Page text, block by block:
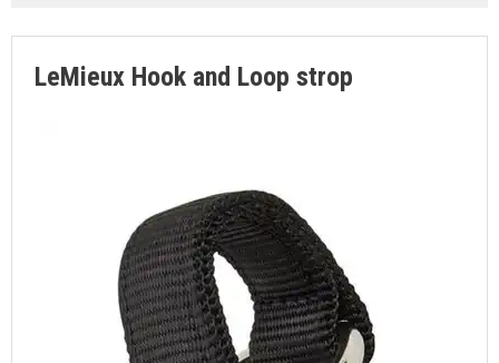
FAVORIT
LeMieux Hook and Loop strop